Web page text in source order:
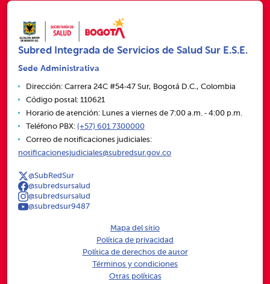
Subred Integrada de Servicios de Salud Sur E.S.E.
Sede Administrativa
Dirección: Carrera 24C #54‑47 Sur, Bogotá D.C., Colombia
Código postal: 110621
Horario de atención: Lunes a viernes de 7:00 a.m. ‑ 4:00 p.m.
Teléfono PBX: (+57) 601 7300000
Correo de notificaciones judiciales:
notificacionesjudiciales@subredsur.gov.co
@SubRedSur
@subredsursalud
@subredsursalud
@subredsur9487
Mapa del sitio
Política de privacidad
Política de derechos de autor
Términos y condiciones
Otras políticas